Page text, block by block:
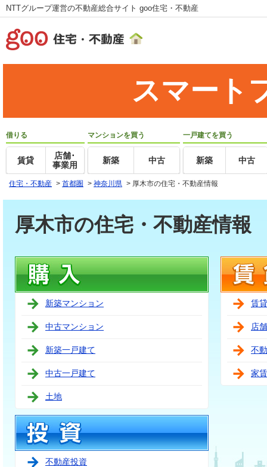
NTTグループ運営の不動産総合サイト goo住宅・不動産
スマート
借りる
賃貸
店舗･
事業用
マンションを買う
新築 中古
一戸建てを買う
新築 中古
住宅・不動産 > 首都圏 > 神奈川県 > 厚木市の住宅・不動産情報
厚木市の住宅・不動産情報
新築マンション
中古マンション
新築一戸建て
中古一戸建て
土地
不動産投資
賃
店
不
家